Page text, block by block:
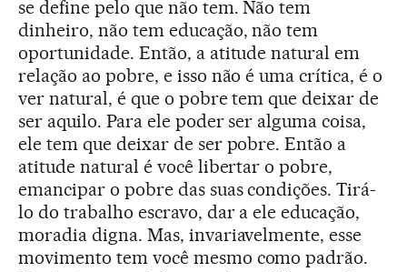
se define pelo que não tem. Não tem
dinheiro, não tem educação, não tem
oportunidade. Então, a atitude natural em
relação ao pobre, e isso não é uma crítica, é o
ver natural, é que o pobre tem que deixar de
ser aquilo. Para ele poder ser alguma coisa,
ele tem que deixar de ser pobre. Então a
atitude natural é você libertar o pobre,
emancipar o pobre das suas condições. Tirá-
lo do trabalho escravo, dar a ele educação,
moradia digna. Mas, invariavelmente, esse
movimento tem você mesmo como padrão.